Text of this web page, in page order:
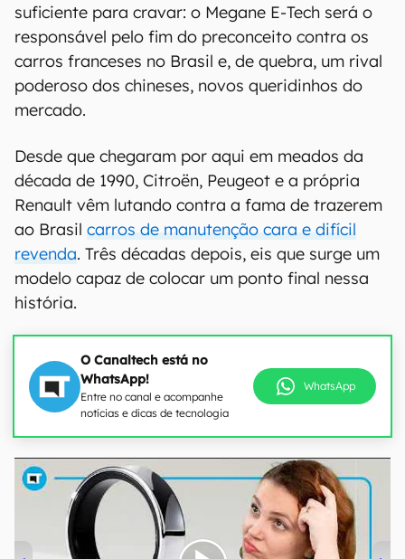
suficiente para cravar: o Megane E-Tech será o
responsável pelo fim do preconceito contra os
carros franceses no Brasil e, de quebra, um rival
poderoso dos chineses, novos queridinhos do
mercado.
Desde que chegaram por aqui em meados da
década de 1990, Citroën, Peugeot e a própria
Renault vêm lutando contra a fama de trazerem
ao Brasil carros de manutenção cara e difícil
revenda. Três décadas depois, eis que surge um
modelo capaz de colocar um ponto final nessa
história.
O Canaltech está no
WhatsApp!
Entre no canal e acompanhe
notícias e dicas de tecnologia
WhatsApp